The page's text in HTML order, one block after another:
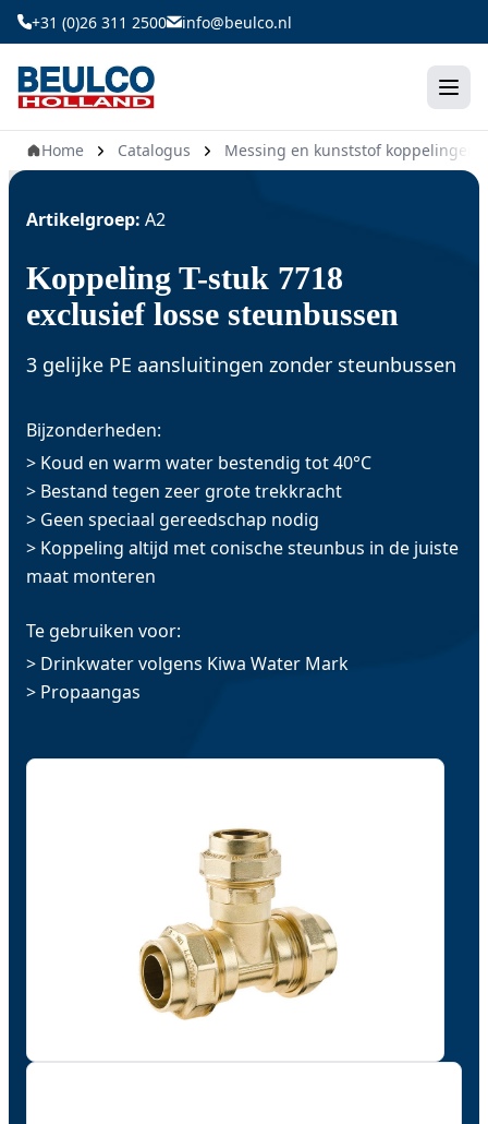
Ga
naar
de
inhoud
+31 (0)26 311 2500 info@beulco.nl
Home Catalogus Messing en kunststof koppelingen
Artikelgroep: A2
Koppeling T-stuk 7718
exclusief losse steunbussen
3 gelijke PE aansluitingen zonder steunbussen
Bijzonderheden:
> Koud en warm water bestendig tot 40°C
> Bestand tegen zeer grote trekkracht
> Geen speciaal gereedschap nodig
> Koppeling altijd met conische steunbus in de juiste
maat monteren
Te gebruiken voor:
> Drinkwater volgens Kiwa Water Mark
> Propaangas